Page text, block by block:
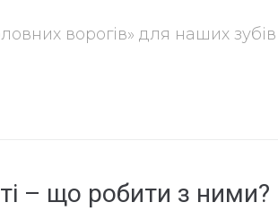
ворогів» для наших зубів
– що робити з ними?